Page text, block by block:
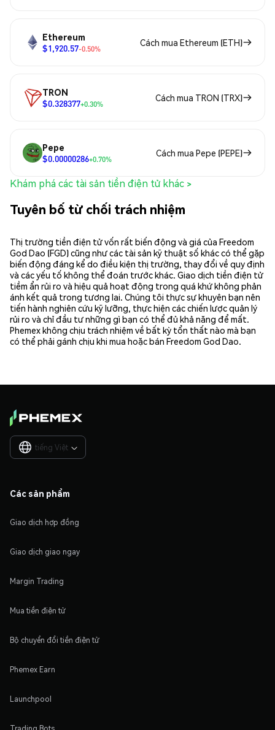
Ethereum
$1,920.57-0.50%
Cách mua Ethereum (ETH)
TRON
$0.328377+0.30%
Cách mua TRON (TRX)
Pepe
$0.00000286+0.70%
Cách mua Pepe (PEPE)
Khám phá các tài sản tiền điện tử khác >
Tuyên bố từ chối trách nhiệm
Thị trường tiền điện tử vốn rất biến động và giá của Freedom
God Dao (FGD) cũng như các tài sản kỹ thuật số khác có thể gặp
biến động đáng kể do điều kiện thị trường, thay đổi về quy định
và các yếu tố không thể đoán trước khác. Giao dịch tiền điện tử
tiềm ẩn rủi ro và hiệu quả hoạt động trong quá khứ không phản
ánh kết quả trong tương lai. Chúng tôi thực sự khuyên bạn nên
tiến hành nghiên cứu kỹ lưỡng, thực hiện các chiến lược quản lý
rủi ro và chỉ đầu tư những gì bạn có thể đủ khả năng để mất.
Phemex không chịu trách nhiệm về bất kỳ tổn thất nào mà bạn
có thể phải gánh chịu khi mua hoặc bán Freedom God Dao.
tiếng Việt 
Các sản phẩm
Giao dịch hợp đồng
Giao dịch giao ngay
Margin Trading
Mua tiền điện tử
Bộ chuyển đổi tiền điện tử
Phemex Earn
Launchpool